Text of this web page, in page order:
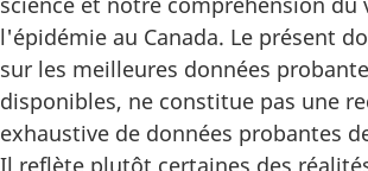
l'épidémie au Canada. Le présent
sur les meilleures données
disponibles, ne constitue pas une
exhaustive de données probantes
Il reflète plutôt certaines des